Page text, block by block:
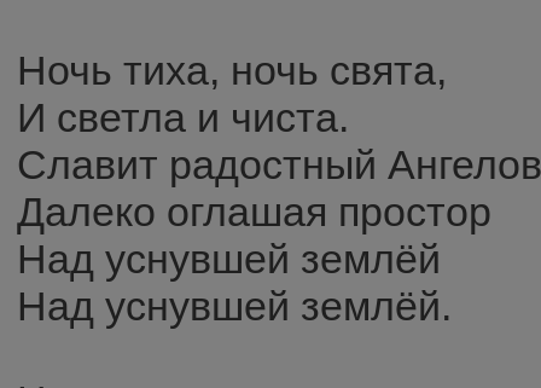
Ночь тиха, ночь свята,
И светла и чиста.
Славит радостный
Далеко оглашая простор
Над уснувшей землёй
Над уснувшей землёй.